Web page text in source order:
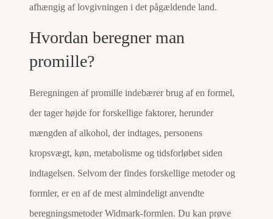
afhængig af lovgivningen i det pågældende land.
Hvordan beregner man
promille?
Beregningen af promille indebærer brug af en formel,
der tager højde for forskellige faktorer, herunder
mængden af alkohol, der indtages, personens
kropsvægt, køn, metabolisme og tidsforløbet siden
indtagelsen. Selvom der findes forskellige metoder og
formler, er en af de mest almindeligt anvendte
beregningsmetoder Widmark-formlen. Du kan prøve